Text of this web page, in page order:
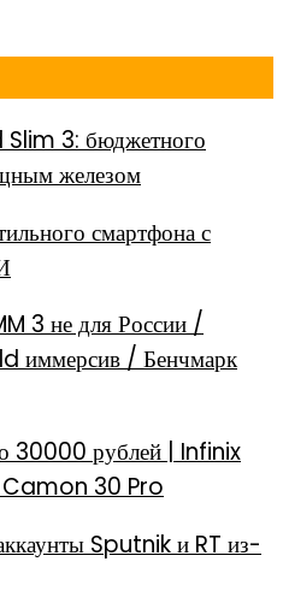
3: бюджетного
железом
смартфона с
не для России /
иммерсив / Бенчмарк
30000 рублей | Infinix
30 Pro
Sputnik и RT из-